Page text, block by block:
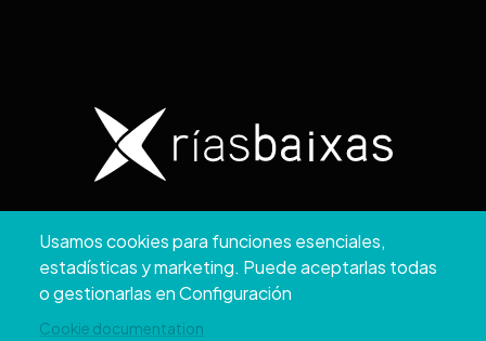
Usamos cookies para funciones esenciales,
estadísticas y marketing. Puede aceptarlas todas
o gestionarlas en Configuración
Cookie documentation
Reservados todos los derechos
Aviso
Accesibilidad Protección de